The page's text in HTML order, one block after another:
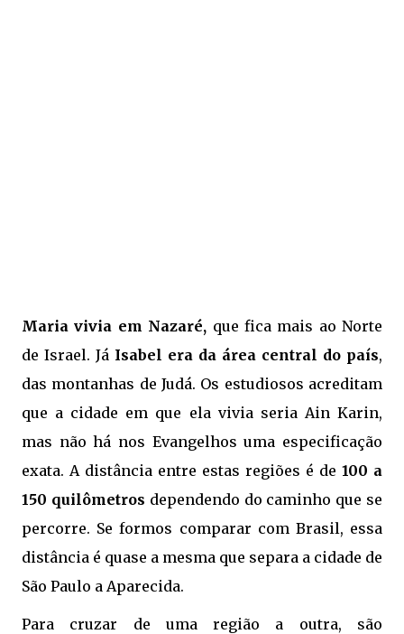
Maria vivia em Nazaré, que fica mais ao Norte
de Israel. Já Isabel era da área central do país,
das montanhas de Judá. Os estudiosos acreditam
que a cidade em que ela vivia seria Ain Karin,
mas não há nos Evangelhos uma especificação
exata. A distância entre estas regiões é de 100 a
150 quilômetros dependendo do caminho que se
percorre. Se formos comparar com Brasil, essa
distância é quase a mesma que separa a cidade de
São Paulo a Aparecida.
Para cruzar de uma região a outra, são